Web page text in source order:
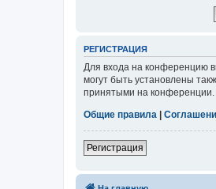
РЕГИСТРАЦИЯ
Для входа на конференцию
могут быть установлены
принятыми на конференции.
Общие правила
Регистрация